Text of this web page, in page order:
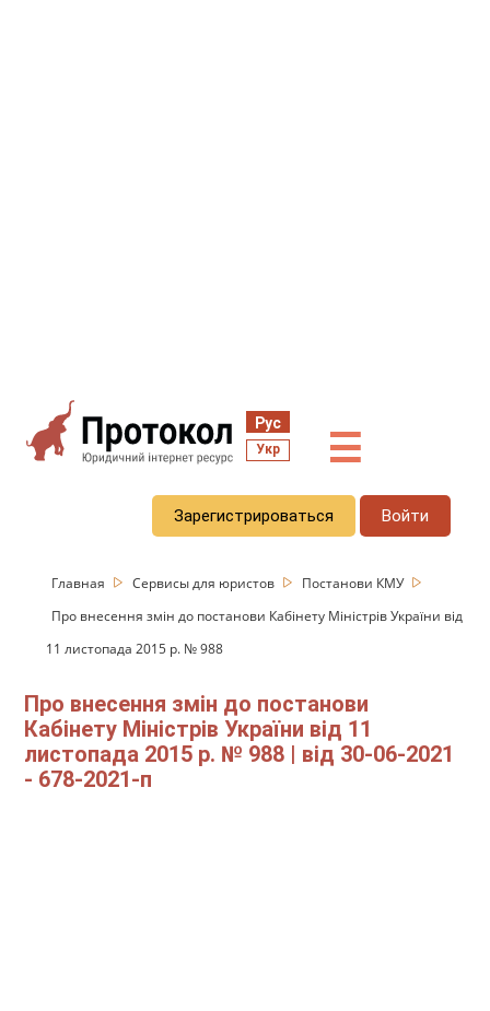
Рус
Укр ☰
Зарегистрироваться Войти
Главная Сервисы для юристов
Постанови КМУ
Про внесення змін до постанови Кабінету Міністрів України від
11 листопада 2015 р. № 988
Про внесення змін до постанови
Кабінету Міністрів України від 11
листопада 2015 р. № 988 | від 30-06-2021
- 678-2021-п